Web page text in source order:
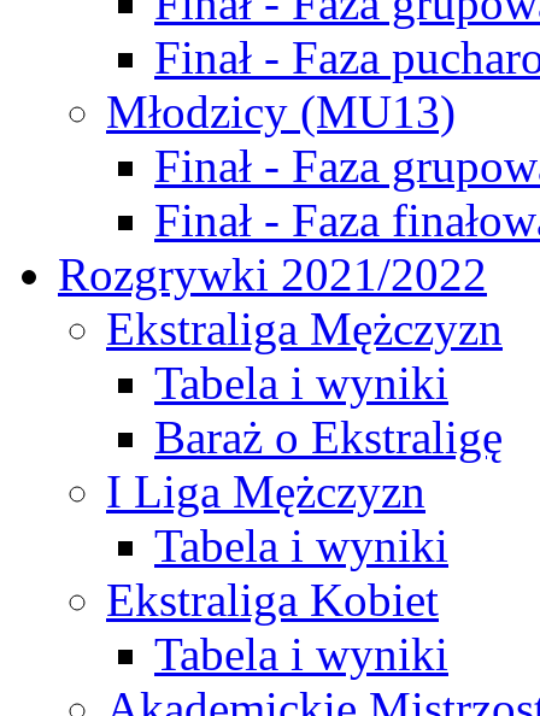
Finał - Faza
Młodzicy (MU13)
Finał - Faza
Finał - Faza
Rozgrywki 2021/2022
Ekstraliga Mężczyzn
Tabela i wyniki
Baraż o Ekstraligę
I Liga Mężczyzn
Tabela i wyniki
Ekstraliga Kobiet
Tabela i wyniki